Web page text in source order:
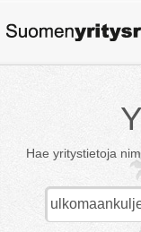
Hae yritystietoja